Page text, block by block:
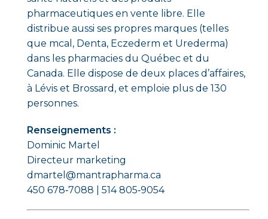
pharmaceutiques en vente libre. Elle
distribue aussi ses propres marques (telles
que mcal, Denta, Eczederm et Urederma)
dans les pharmacies du Québec et du
Canada. Elle dispose de deux places d’affaires,
à Lévis et Brossard, et emploie plus de 130
personnes.
Renseignements :
Dominic Martel
Directeur marketing
dmartel@mantrapharma.ca
450 678‑7088 | 514 805‑9054